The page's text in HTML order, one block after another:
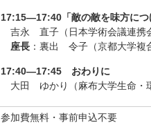
17:15—17:40「敵の敵を味方につ
吉永 直子（日本学術会議連携
座長 ：裏出 令子（京都大学複
17:40—17:45 おわりに
大田 ゆかり（麻布大学生命・
参加費無料・事前申込不要